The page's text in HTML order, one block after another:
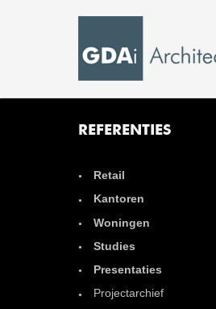
REFERENTIES
Retail
Kantoren
Woningen
Studies
Presentaties
Projectarchief